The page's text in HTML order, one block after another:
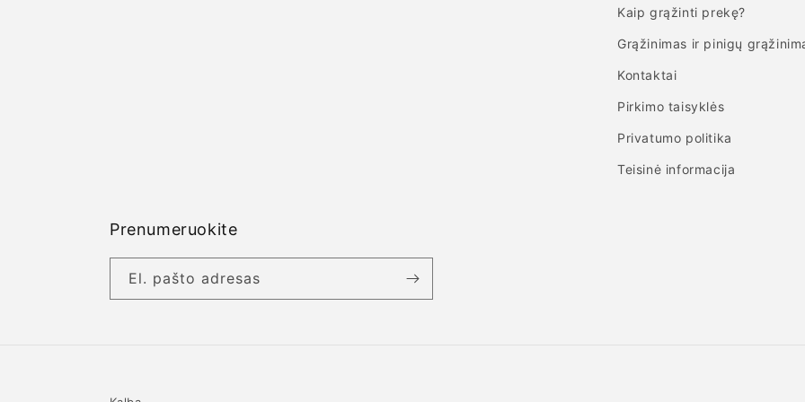
Kaip grąžinti prekę?
Grąžinimas ir pinigų
Kontaktai
Pirkimo taisyklės
Privatumo politika
Teisinė informacija
Prenumeruokite
El. pašto adresas